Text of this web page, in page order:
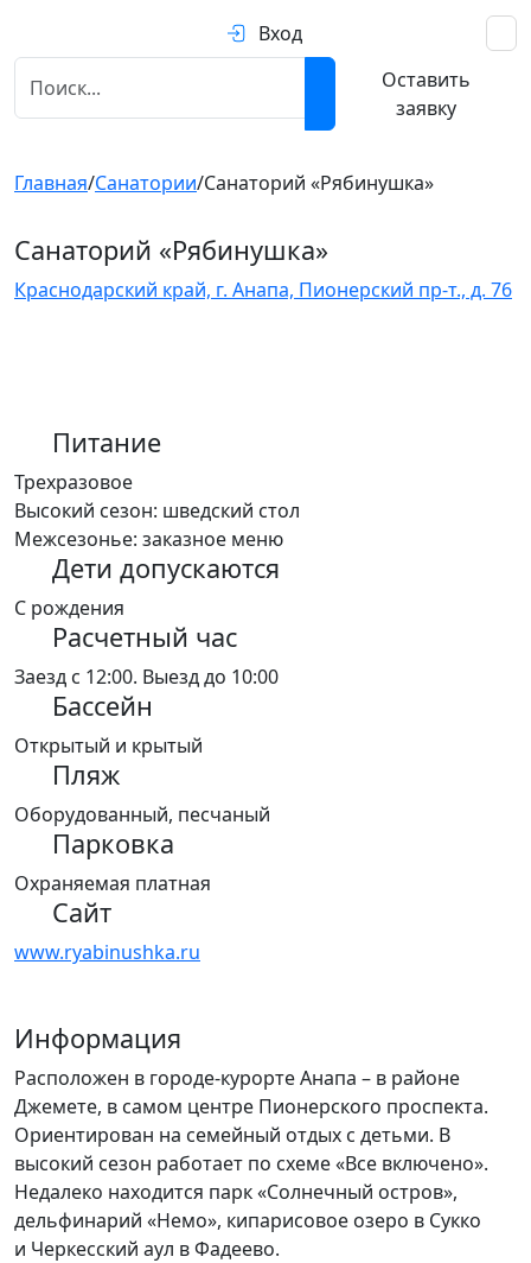
Вход
Оставить
заявку
Главная/Санатории/Санаторий «Рябинушка»
Санаторий «Рябинушка»
Краснодарский край, г. Анапа, Пионерский пр-т., д. 76
Питание
Трехразовое
Высокий сезон: шведский стол
Межсезонье: заказное меню
Дети допускаются
С рождения
Расчетный час
Заезд с 12:00. Выезд до 10:00
Бассейн
Открытый и крытый
Пляж
Оборудованный, песчаный
Парковка
Охраняемая платная
Сайт
www.ryabinushka.ru
Информация
Расположен в городе-курорте Анапа – в районе
Джемете, в самом центре Пионерского проспекта.
Ориентирован на семейный отдых с детьми. В
высокий сезон работает по схеме «Все включено».
Недалеко находится парк «Солнечный остров»,
дельфинарий «Немо», кипарисовое озеро в Сукко
и Черкесский аул в Фадеево.